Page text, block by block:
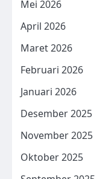
Mei 2026
April 2026
Maret 2026
Februari 2026
Januari 2026
Desember 2025
November 2025
Oktober 2025